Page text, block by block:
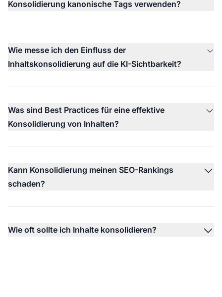
Konsolidierung kanonische Tags verwenden?
Wie messe ich den Einfluss der
Inhaltskonsolidierung auf die KI-Sichtbarkeit?
Was sind Best Practices für eine effektive
Konsolidierung von Inhalten?
Kann Konsolidierung meinen SEO-Rankings
schaden?
Wie oft sollte ich Inhalte konsolidieren?